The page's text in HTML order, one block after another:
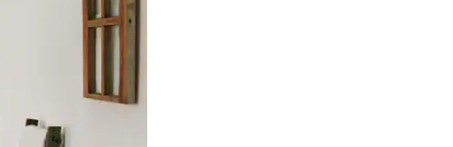
et en faisant glisser.